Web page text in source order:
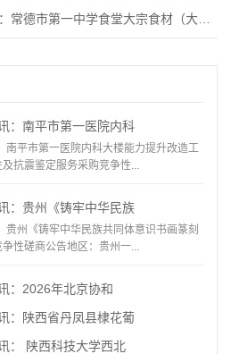
市第一中学食堂大宗食材（大米、食用油、
：南平市第一医院内科
南平市第一医院内科大楼能力提升改造工
抗震鉴定服务采购竞争性...
：贵州《铸牢中华民族
贵州《铸牢中华民族共同体意识书画篆刻
性磋商公告地区：贵州一...
：2026年北京协和
：陕西省丹凤县棣花葡
： 陕西科技大学西北